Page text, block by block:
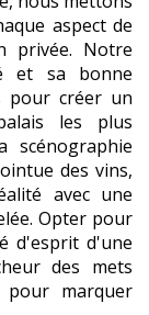
aspect de
privée. Notre
et sa bonne
pour créer un
les plus
scénographie
des vins,
avec une
Opter pour
d'esprit d'une
des mets
pour marquer